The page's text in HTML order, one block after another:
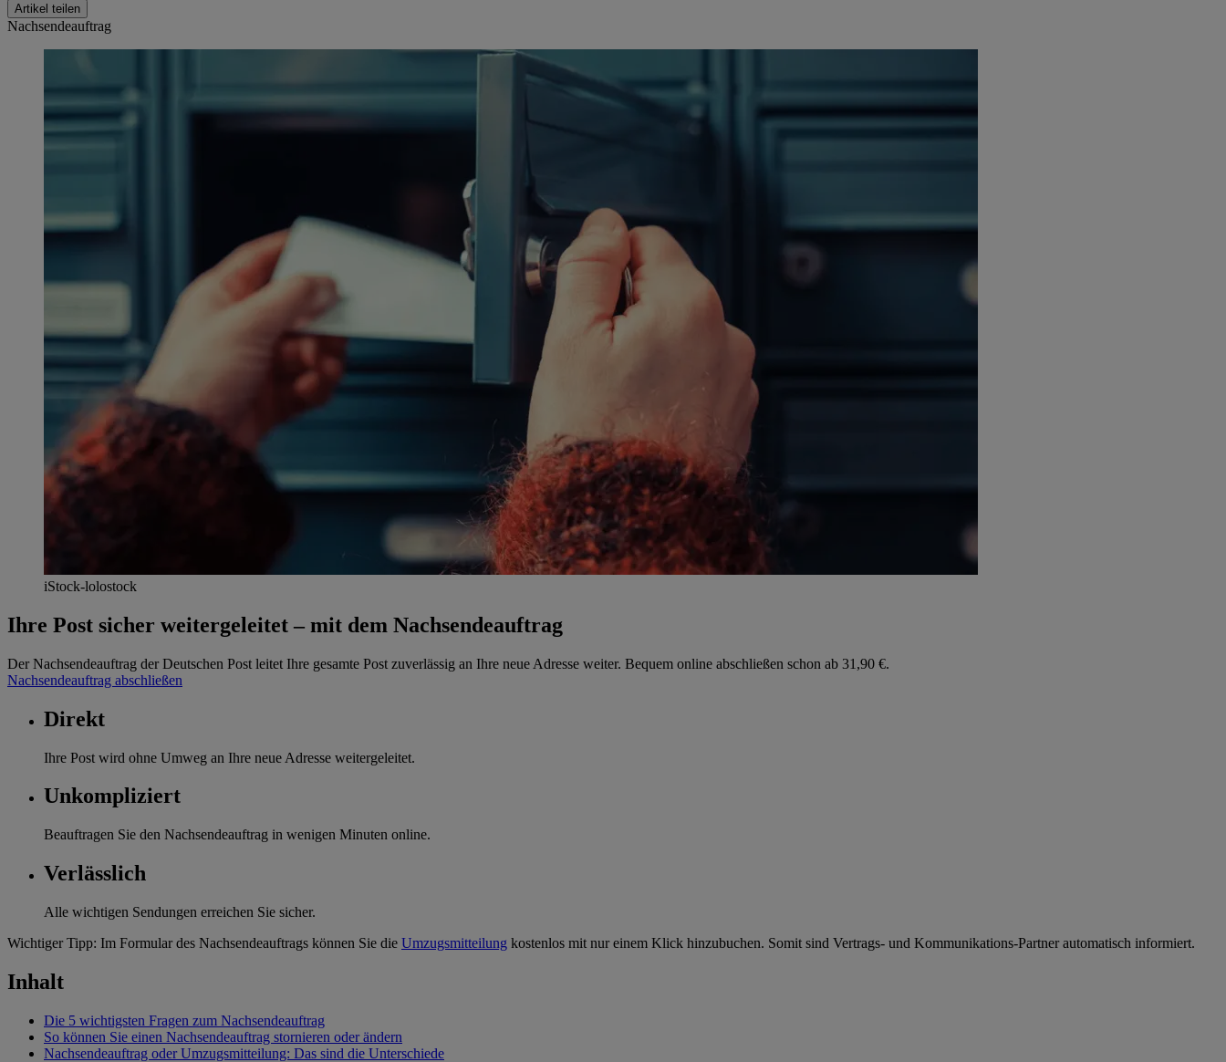
Artikel teilen
Nachsendeauftrag
iStock-lolostock
Ihre Post sicher weitergeleitet – mit dem Nachsendeauftrag
Der Nachsendeauftrag der Deutschen Post leitet Ihre gesamte Post zuverlässig an Ihre neue Adresse weiter. Bequem online abschließen schon ab 31,90 €.
Nachsendeauftrag abschließen
Direkt
Ihre Post wird ohne Umweg an Ihre neue Adresse weitergeleitet.
Unkompliziert
Beauftragen Sie den Nachsendeauftrag in wenigen Minuten online.
Verlässlich
Alle wichtigen Sendungen erreichen Sie sicher.
Wichtiger Tipp: Im Formular des Nachsendeauftrags können Sie die Umzugsmitteilung kostenlos mit nur einem Klick hinzubuchen. Somit sind Vertrags- und Kommunikations-Partner automatisch informiert.
Inhalt
Die 5 wichtigsten Fragen zum Nachsendeauftrag
So können Sie einen Nachsendeauftrag stornieren oder ändern
Nachsendeauftrag oder Umzugsmitteilung: Das sind die Unterschiede